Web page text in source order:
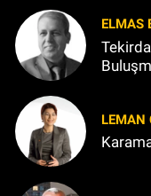
ELMAS
LEMAN